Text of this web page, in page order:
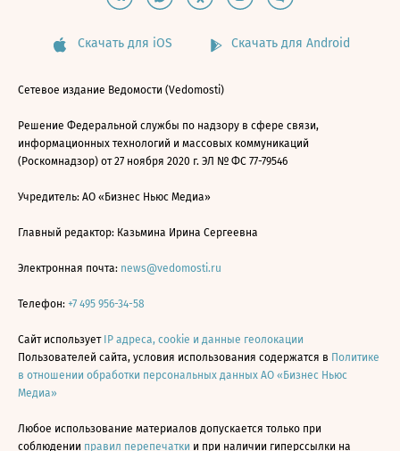
Скачать для iOS Скачать для Android
Сетевое издание Ведомости (Vedomosti)
Решение Федеральной службы по надзору в сфере связи,
информационных технологий и массовых коммуникаций
(Роскомнадзор) от 27 ноября 2020 г. ЭЛ № ФС 77-79546
Учредитель: АО «Бизнес Ньюс Медиа»
Главный редактор: Казьмина Ирина Сергеевна
Электронная почта: news@vedomosti.ru
Телефон: +7 495 956-34-58
Сайт использует IP адреса, cookie и данные геолокации
Пользователей сайта, условия использования содержатся в Политике
в отношении обработки персональных данных АО «Бизнес Ньюс
Медиа»
Любое использование материалов допускается только при
соблюдении правил перепечатки и при наличии гиперссылки на